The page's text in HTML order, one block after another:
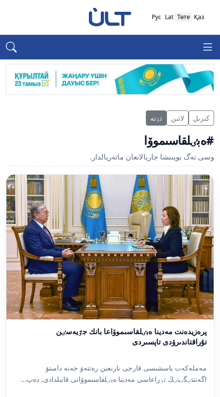
Қаз
Төте
Lat
Рус
كىرىل لاتىن تٶتە
#ەبٸلقاسىموۆا
وسى تەگ بويىنشا جاريالانعان ماتەريالدار.
پرەزيدەنت مەدينا ەبٸلقاسىموۆاعا بانك جٷيەسٸن
تۇراقتاندىرۋدى تاپسىردى
مەملەكەت باسشىسى قارجى نارىعىن رەتتەۋ جەنە دامىتۋ
اگەنتتٸگٸنٸڭ تٶراعاسى مەدينا ەبٸلقاسىموۆانى قابىلدادى, دەپ...